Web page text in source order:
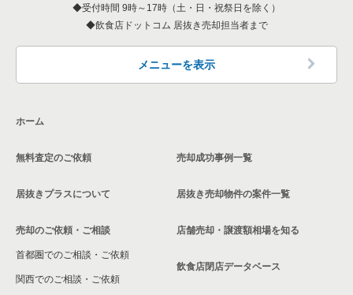
受付時間 9時～17時（土・日・祝祭日を除く）
飲食店ドットコム 居抜き売却担当者まで
メニューを表示
ホーム
無料査定のご依頼
居抜きプラスについて
売却のご依頼・ご相談
首都圏でのご相談・ご依頼
関西でのご相談・ご依頼
売却成功事例一覧
居抜き売却物件の案件一覧
店舗売却・譲渡額相場を知る
飲食店閉店データベース